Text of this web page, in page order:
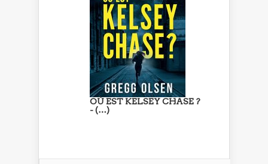
OÙ EST KELSEY CHASE ?
- (…)